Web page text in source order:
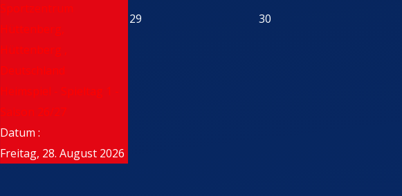
Sportzentrum
Hüttenberg,
Hüttenberg ,
Deutschland
Heimspiel - Spieltag 1 -
Saison 26/27
Datum :
Freitag, 28. August 2026
29 30